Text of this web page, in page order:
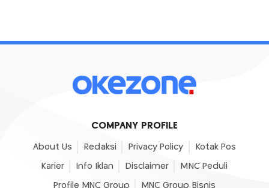
COMPANY PROFILE
About Us Redaksi Privacy Policy Kotak Pos
Karier Info Iklan Disclaimer MNC Peduli
Profile MNC Group MNC Group Bisnis